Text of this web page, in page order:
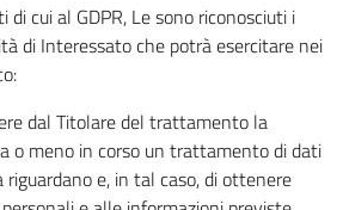
cui al GDPR, Le sono riconosciuti i
di Interessato che potrà esercitare nei
dal Titolare del trattamento la
o meno in corso un trattamento di dati
riguardano e, in tal caso, di ottenere